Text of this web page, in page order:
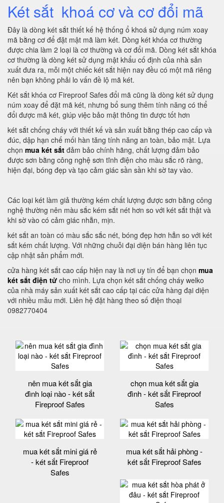
Két sắt khoá cơ và cơ đổi mã
Đây là dòng két sắt thiết kế hệ thống ổ khoá sử dụng núm xoay
mã bằng cơ để đặt mật mã làm két. Dòng két khóa cơ thường
được chia làm 2 loại là cơ thường và cơ đổi mã. Dòng két sắt khóa
cơ thường là dòng két sử dụng mật khẩu cố định của nhà sản
xuất đưa ra, mỗi một chiếc két sắt hiện nay đều có một mã riêng
nên bạn không phải lo vấn đề lộ mã két.
Két sắt khóa cơ Fireproof Safes đổi mã cũng là dòng két sử dụng
núm xoay để đặt mã két, nhưng bổ sung thêm tính năng có thể
đổi được mã két, giúp việc bảo mật thông tin được tốt hơn
két sắt chống cháy với thiết kế và sản xuất bằng thép cao cấp và
đúc, dập hạn chế mối hàn tăng tính năng an toàn, bảo mật. Lựa
chọn mua két sắt đảm bảo chính hãng, chất lượng đảm bảo
được sơn bằng công nghệ sơn tĩnh điện cho màu sắc rõ ràng,
hiện đại, bóng đẹp và tạo cảm giác sần sần khi sờ tay vào.
Các loại két làm giả thường kém chất lượng được sơn bằng công
nghệ thường nên màu sắc kém sắt nét hơn so với két sắt thật và
khi sờ vào có cảm giác nhẵn, mịn.
két sắt an toàn có màu sắc sắc nét, bóng đẹp hơn hẳn so với két
sắt kém chất lượng. Với những chuỗi đại diện bán hàng liên tục
cập nhật sản phẩm mới.
cửa hàng két sắt cao cấp hiện nay là nơi uy tín để bạn chọn mua
két sắt điện tử cho mình. Lựa chọn két sắt chống cháy welko
của nhà máy sản xuất két sắt cao cấp tại các cửa hàng đại diện
với nhiều mẫu mới. Liên hệ đặt hàng theo số điện thoại
0982770404
nên mua két sắt gia
đình loại nào - két sắt
Fireproof Safes
chọn mua két sắt gia
đình - két sắt Fireproof
Safes
mua két sắt mini giá rẻ
- két sắt Fireproof
Safes
mua két sắt hải phòng -
két sắt Fireproof Safes